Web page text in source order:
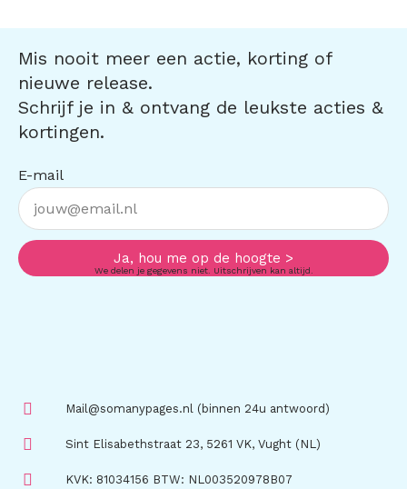
Mis nooit meer een actie, korting of
nieuwe release.
Schrijf je in & ontvang de leukste acties &
kortingen.
E-mail
Ja, hou me op de hoogte >
We delen je gegevens niet. Uitschrijven kan altijd.
Mail@somanypages.nl (binnen 24u antwoord)
Sint Elisabethstraat 23, 5261 VK, Vught (NL)
KVK: 81034156 BTW: NL003520978B07